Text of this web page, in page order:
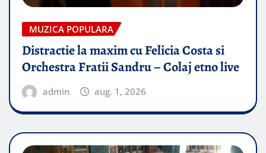
MUZICA POPULARA
Distractie la maxim cu Felicia Costa si
Orchestra Fratii Sandru – Colaj etno live
admin aug. 1, 2026